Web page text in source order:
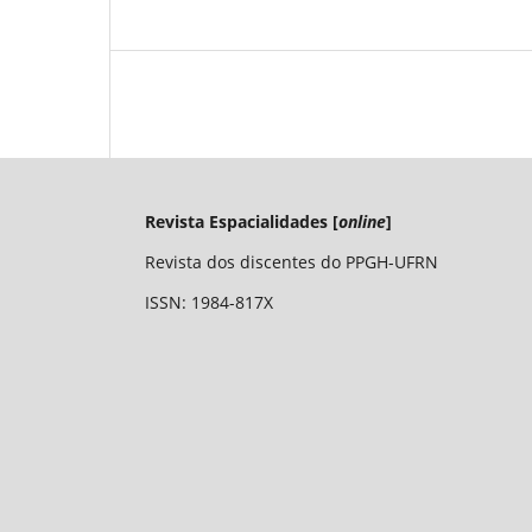
Revista Espacialidades [online]
Revista dos discentes do PPGH-UFRN
ISSN: 1984-817X